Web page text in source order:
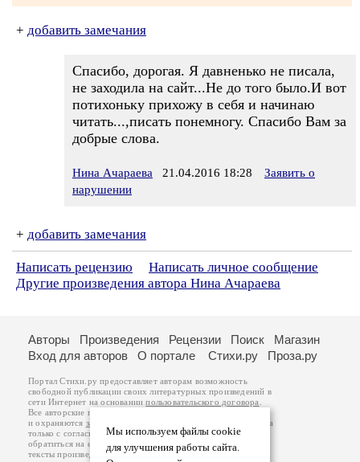
+ добавить замечания
Спасибо, дорогая. Я давненько не писала,
не заходила на сайт...Не до того было.И вот
потихоньку прихожу в себя и начинаю
читать...,писать понемногу. Спасибо Вам за
добрые слова.
Нина Ачараева 21.04.2016 18:28
Заявить о
нарушении
+ добавить замечания
Написать рецензию
Написать личное сообщение
Другие произведения автора Нина Ачараева
Мы используем файлы cookie
для улучшения работы сайта.
Авторы Произведения Рецензии Поиск
Магазин
Вход для авторов
О портале Стихи.ру Проза.ру
Портал Стихи.ру предоставляет авторам возможность
свободной публикации своих литературных произведений в
сети Интернет на основаниипользовательского договора
Все авторские права на произведения принадлежат авторам
и охраняются законом
. Перепечатка произведений возможна
только с согласия его автора, к которому вы можете
обратиться на его авторской странице. Ответственность за
тексты произведений авторы несут самостоятельно на